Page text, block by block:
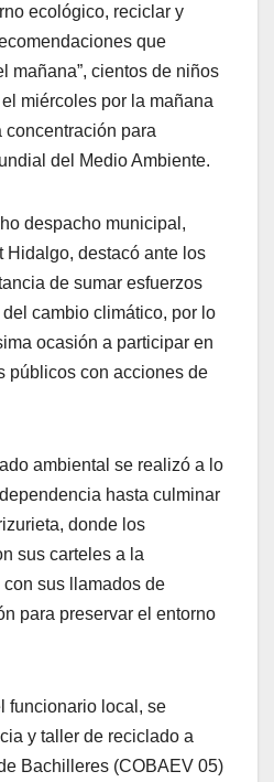
ecológico, reciclar y
que
mañana”, cientos de niños
miércoles por la mañana
concentración para
del Medio Ambiente.
despacho municipal,
Hidalgo, destacó ante los
de sumar esfuerzos
cambio climático, por lo
ocasión a participar en
públicos con acciones de
ambiental se realizó a lo
hasta culminar
donde los
sus carteles a la
sus llamados de
para preservar el entorno
funcionario local, se
y taller de reciclado a
Bachilleres (COBAEV 05)